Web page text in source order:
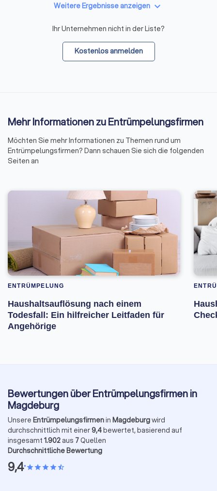
Weitere Ergebnisse anzeigen keyboard_arrow_down
Ihr Unternehmen nicht in der Liste?
Kostenlos anmelden
Mehr Informationen zu Entrümpelungsfirmen
Möchten Sie mehr Informationen zu Themen rund um
Entrümpelungsfirmen? Dann schauen Sie sich die folgenden
Seiten an
ENTRÜMPELUNG
Haushaltsauflösung nach einem
Todesfall: Ein hilfreicher Leitfaden für
Angehörige
Bewertungen über Entrümpelungsfirmen in
Magdeburg
Unsere Entrümpelungsfirmenin Magdeburgwird
durchschnittlich mit einer9,4bewertet, basierend auf
insgesamt 1.902aus 7Quellen
Durchschnittliche Bewertung
9,4•starstarstarstarstar_half